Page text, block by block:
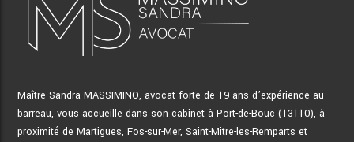
Maître Sandra MASSIMINO, avocat forte de 19 ans d’expérience au
barreau, vous accueille dans son cabinet à Port-de-Bouc (13110), à
proximité de Martigues, Fos-sur-Mer, Saint-Mitre-les-Remparts et